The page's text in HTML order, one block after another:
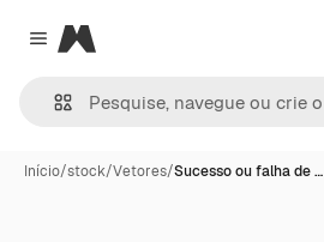
Close menu
Magnific
Início/stock/Vetores/Sucesso ou falha de …